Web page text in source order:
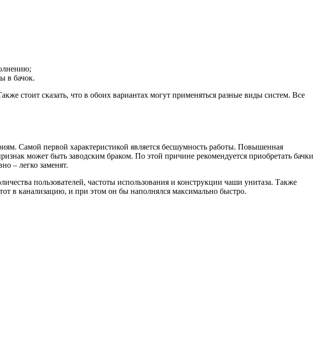
в бачок.
стоит сказать, что в обоих вариантах могут применяться разные виды систем. Все
Самой первой характеристикой является бесшумность работы. Повышенная
может быть заводским браком. По этой причине рекомендуется приобретать бачки
– легко заменят.
пользователей, частоты использования и конструкции чаши унитаза. Также
в канализацию, и при этом он бы наполнялся максимально быстро.